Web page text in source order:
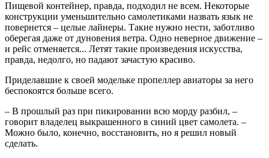
Пищевой контейнер, правда, подходил не всем. Некоторые
конструкции уменьшительно самолетиками назвать язык не
повернется – целые лайнеры. Такие нужно нести, заботливо
оберегая даже от дуновения ветра. Одно неверное движение –
и рейс отменяется... Летят такие произведения искусства,
правда, недолго, но падают зачастую красиво.
Приделавшие к своей модельке пропеллер авиаторы за него
беспокоятся больше всего.
– В прошлый раз при пикировании всю морду разбил, –
говорит владелец выкрашенного в синий цвет самолета. –
Можно было, конечно, восстановить, но я решил новый
сделать.